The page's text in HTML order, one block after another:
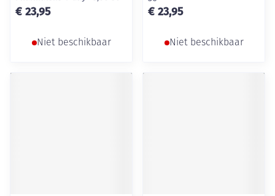
€ 23,95
Niet beschikbaar
€ 23,95
Niet beschikbaar